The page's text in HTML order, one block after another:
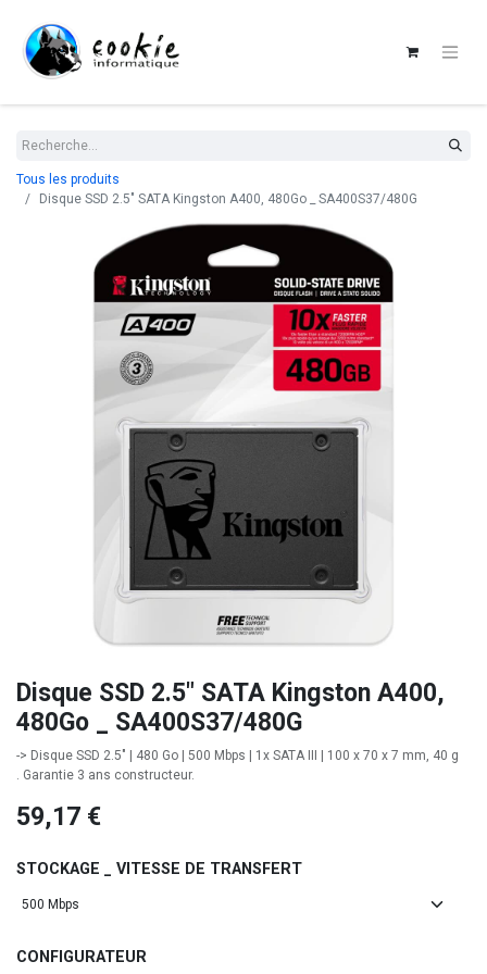
Tous les produits
Disque SSD 2.5" SATA Kingston A400, 480Go _ SA400S37/480G
Disque SSD 2.5" SATA Kingston A400,
480Go _ SA400S37/480G
-> Disque SSD 2.5" | 480 Go | 500 Mbps | 1x SATA III | 100 x 70 x 7 mm, 40 g
. Garantie 3 ans constructeur.
59,17 €
STOCKAGE _ VITESSE DE TRANSFERT
CONFIGURATEUR